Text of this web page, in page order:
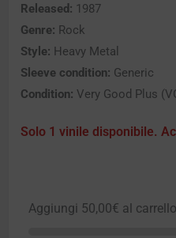
Released: 1987
Genre: Rock
Style: Heavy Metal
Sleeve condition: Generic
Condition: Very Good Plus
Solo 1 vinile disponibile.
Aggiungi 50,00€ al